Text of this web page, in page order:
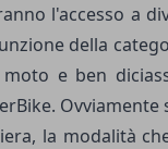
l'accesso a
della
moto e ben
la modalità